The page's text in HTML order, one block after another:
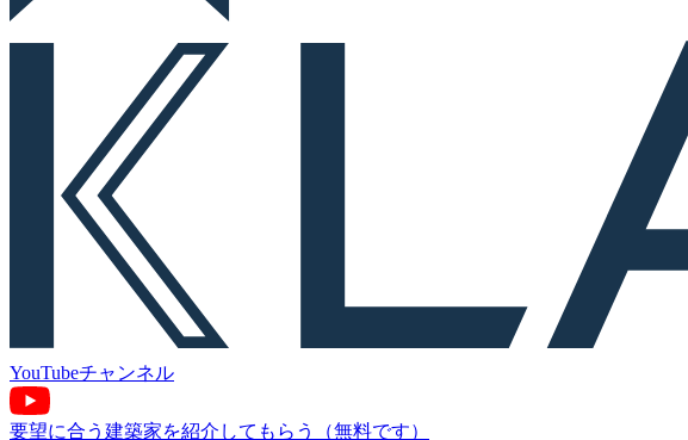
YouTubeチャンネル
要望に合う建築家を紹介してもらう（無料です）